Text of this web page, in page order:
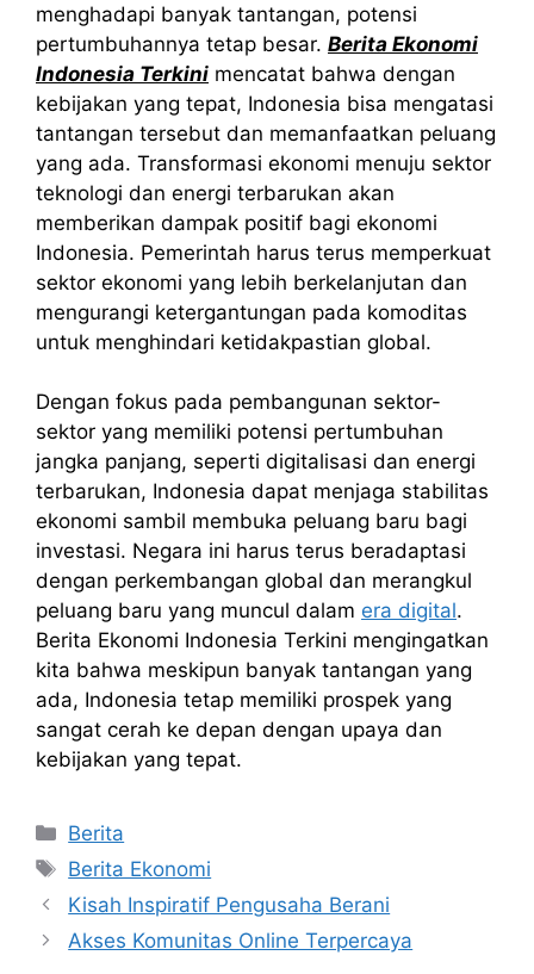
menghadapi banyak tantangan, potensi
pertumbuhannya tetap besar. Berita Ekonomi
Indonesia Terkini mencatat bahwa dengan
kebijakan yang tepat, Indonesia bisa mengatasi
tantangan tersebut dan memanfaatkan peluang
yang ada. Transformasi ekonomi menuju sektor
teknologi dan energi terbarukan akan
memberikan dampak positif bagi ekonomi
Indonesia. Pemerintah harus terus memperkuat
sektor ekonomi yang lebih berkelanjutan dan
mengurangi ketergantungan pada komoditas
untuk menghindari ketidakpastian global.
Dengan fokus pada pembangunan sektor-
sektor yang memiliki potensi pertumbuhan
jangka panjang, seperti digitalisasi dan energi
terbarukan, Indonesia dapat menjaga stabilitas
ekonomi sambil membuka peluang baru bagi
investasi. Negara ini harus terus beradaptasi
dengan perkembangan global dan merangkul
peluang baru yang muncul dalam era digital.
Berita Ekonomi Indonesia Terkini mengingatkan
kita bahwa meskipun banyak tantangan yang
ada, Indonesia tetap memiliki prospek yang
sangat cerah ke depan dengan upaya dan
kebijakan yang tepat.
Kategori
Berita
Tag
Berita Ekonomi
Kisah Inspiratif Pengusaha Berani
Akses Komunitas Online Terpercaya